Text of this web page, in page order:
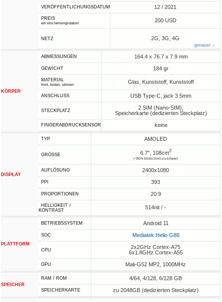
VERÖFFENTLICHUNGSDATUM 12 / 2021
PREIS
am erscheinungsdatum 200 USD
NETZ 2G, 3G, 4G
genauer ↓
KÖRPER
ABMESSUNGEN 164.4 x 76.7 x 7.9 mm
GEWICHT 184 gr
MATERIAL
front, boden, rahmen Glas, Kunststoff, Kunststoff
ANSCHLUSS USB Type-C, jack 3.5mm
STECKPLATZ
2 SIM (Nano-SIM),
Speicherkarte (dedizierten Steckplatz)
FINGERABDRUCKSENSOR keine
DISPLAY
TYP AMOLED
GRÖSSE 6.7", 108cm2
(~86% bildschirm-zu-körper)
AUFLÖSUNG 2400x1080
PPI 393
PROPORTIONEN 20:9
HELLIGKEIT /
KONTRAST
514nit / -
PLATTFORM
BETRIEBSSYSTEM Android 11
SOC Mediatek Helio G88
CPU
2x2GHz Cortex-A75
6x1.8GHz Cortex-A55
GPU Mali-G52 MP2, 1000MHz
SPEICHER
RAM / ROM 4/64, 4/128, 6/128 GB
SPEICHERKARTE zu 2048GB (dedizierten Steckplatz)